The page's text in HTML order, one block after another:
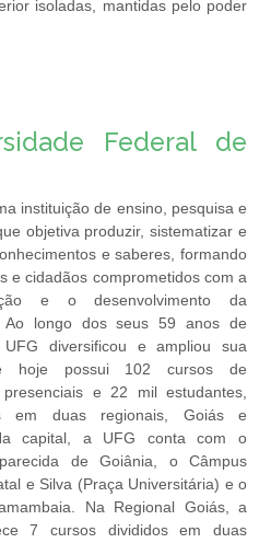
isoladas, mantidas pelo poder
Federal de
instituição de ensino, pesquisa e
objetiva produzir, sistematizar e
e saberes, formando
e cidadãos comprometidos com a
e o desenvolvimento da
Ao longo dos seus 59 anos de
diversificou e ampliou sua
hoje possui 102 cursos de
presenciais e 22 mil estudantes,
em duas regionais, Goiás e
capital, a UFG conta com o
de Goiânia, o Câmpus
e Silva (Praça Universitária) e o
Na Regional Goiás, a
7 cursos divididos em duas